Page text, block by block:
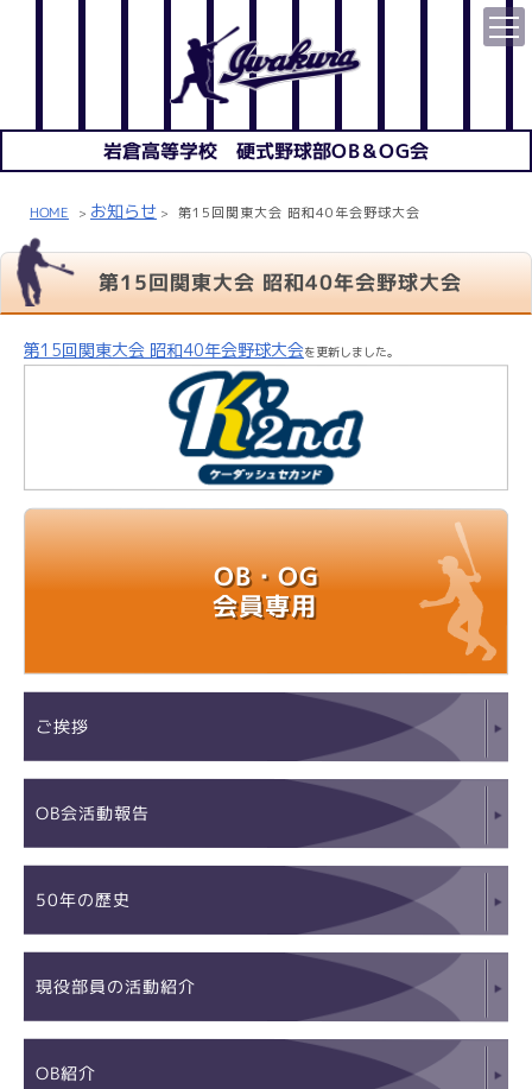
岩倉高等学校 硬式野球部OB＆OG会
HOME > お知らせ > 第15回関東大会 昭和40年会野球大会
第15回関東大会 昭和40年会野球大会
第15回関東大会 昭和40年会野球大会を更新しました。
OB・OG
会員専用
ご挨拶
OB会活動報告
50年の歴史
現役部員の活動紹介
OB紹介